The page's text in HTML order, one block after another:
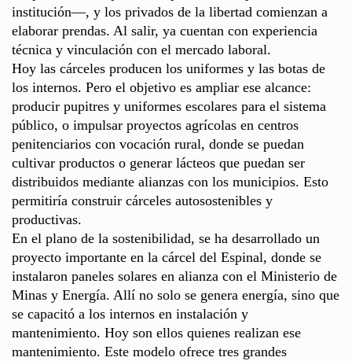
institución—, y los privados de la libertad comienzan a
elaborar prendas. Al salir, ya cuentan con experiencia
técnica y vinculación con el mercado laboral.
Hoy las cárceles producen los uniformes y las botas de
los internos. Pero el objetivo es ampliar ese alcance:
producir pupitres y uniformes escolares para el sistema
público, o impulsar proyectos agrícolas en centros
penitenciarios con vocación rural, donde se puedan
cultivar productos o generar lácteos que puedan ser
distribuidos mediante alianzas con los municipios. Esto
permitiría construir cárceles autosostenibles y
productivas.
En el plano de la sostenibilidad, se ha desarrollado un
proyecto importante en la cárcel del Espinal, donde se
instalaron paneles solares en alianza con el Ministerio de
Minas y Energía. Allí no solo se genera energía, sino que
se capacitó a los internos en instalación y
mantenimiento. Hoy son ellos quienes realizan ese
mantenimiento. Este modelo ofrece tres grandes